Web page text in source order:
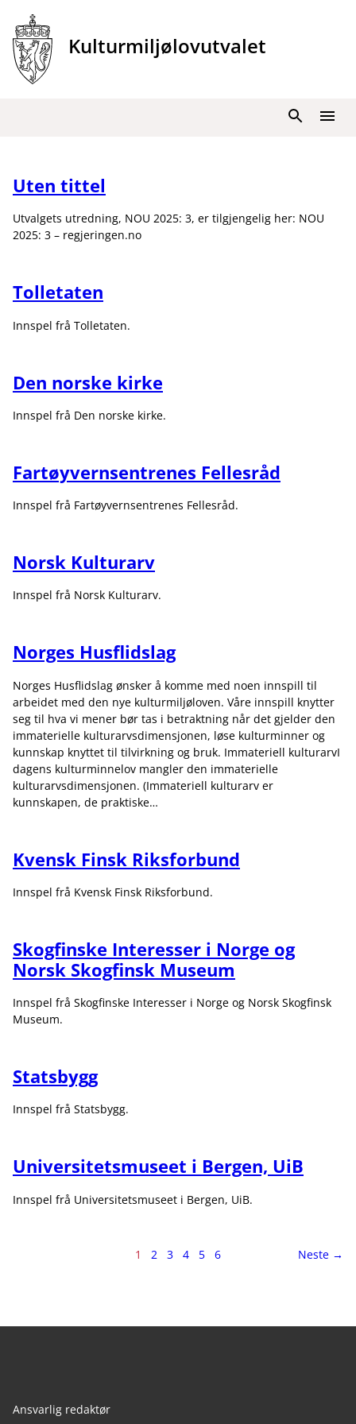
innhold
Kulturmiljølovutvalet
Meny
Søk
Uten tittel
Utvalgets utredning, NOU 2025: 3, er tilgjengelig her: NOU
2025: 3 – regjeringen.no
Tolletaten
Innspel frå Tolletaten.
Den norske kirke
Innspel frå Den norske kirke.
Fartøyvernsentrenes Fellesråd
Innspel frå Fartøyvernsentrenes Fellesråd.
Norsk Kulturarv
Innspel frå Norsk Kulturarv.
Norges Husflidslag
Norges Husflidslag ønsker å komme med noen innspill til
arbeidet med den nye kulturmiljøloven. Våre innspill knytter
seg til hva vi mener bør tas i betraktning når det gjelder den
immaterielle kulturarvsdimensjonen, løse kulturminner og
kunnskap knyttet til tilvirkning og bruk. Immateriell kulturarvI
dagens kulturminnelov mangler den immaterielle
kulturarvsdimensjonen. (Immateriell kulturarv er
kunnskapen, de praktiske…
Kvensk Finsk Riksforbund
Innspel frå Kvensk Finsk Riksforbund.
Skogfinske Interesser i Norge og
Norsk Skogfinsk Museum
Innspel frå Skogfinske Interesser i Norge og Norsk Skogfinsk
Museum.
Statsbygg
Innspel frå Statsbygg.
Universitetsmuseet i Bergen, UiB
Innspel frå Universitetsmuseet i Bergen, UiB.
1 2 3 4 5 6 Neste side
→
Ansvarlig redaktør